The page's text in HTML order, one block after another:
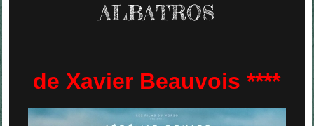
ALBATROS
de Xavier Beauvois ****